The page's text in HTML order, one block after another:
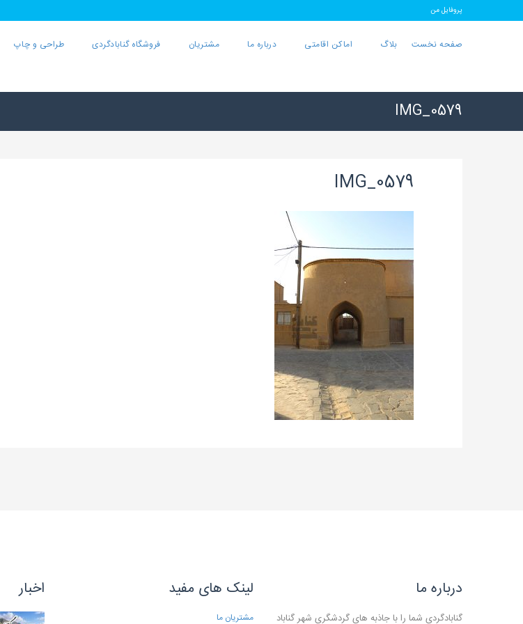
پروفایل من
صفحه نخست بلاگ اماکن اقامتی درباره ما مشتریان فروشگاه گنابادگردی طراحی و چاپ
IMG_0579
IMG_0579
درباره ما
گنابادگردی شما را با جاذبه های گردشگری شهر گناباد
لینک های مفید
مشتریان ما
اخبار